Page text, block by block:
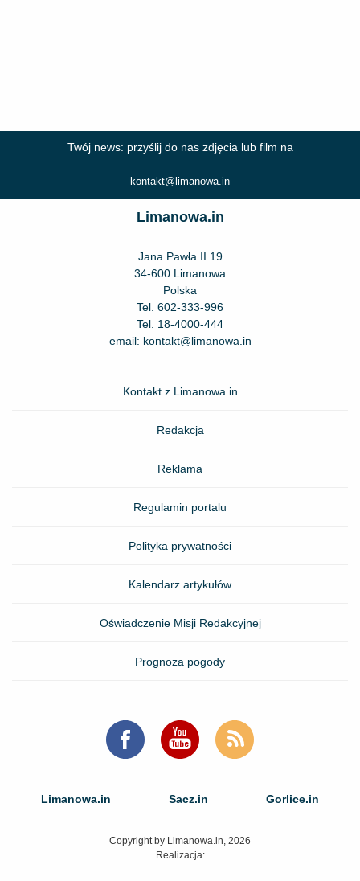
Twój news: przyślij do nas zdjęcia lub film na
kontakt@limanowa.in
Limanowa.in
Jana Pawła II 19
34-600 Limanowa
Polska
Tel. 602-333-996
Tel. 18-4000-444
email: kontakt@limanowa.in
Kontakt z Limanowa.in
Redakcja
Reklama
Regulamin portalu
Polityka prywatności
Kalendarz artykułów
Oświadczenie Misji Redakcyjnej
Prognoza pogody
Limanowa.in Sacz.in Gorlice.in
Copyright by Limanowa.in, 2026
Realizacja: